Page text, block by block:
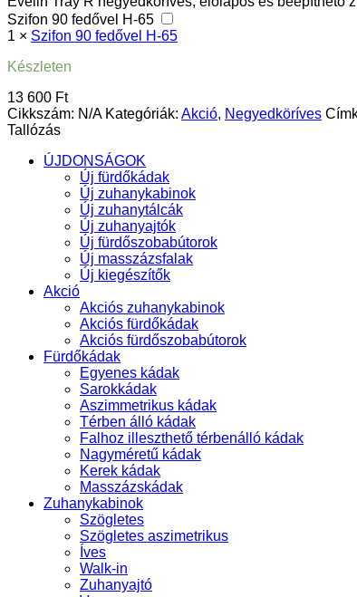
előlapos
és
beépíthető
zuhanytálca
mennyiség
Szifon 90 fedővel H-65
1 × Szifon 90 fedővel H-65
Készleten
13 600 Ft
Cikkszám: N/A Kategóriák: Akció, Negyedköríves
Tallózás
ÚJDONSÁGOK
Új fürdőkádak
Új zuhanykabinok
Új zuhanytálcák
Új zuhanyajtók
Új fürdőszobabútorok
Új masszázsfalak
Új kiegészítők
Akció
Akciós zuhanykabinok
Akciós fürdőkádak
Akciós fürdőszobabútorok
Fürdőkádak
Egyenes kádak
Sarokkádak
Aszimmetrikus kádak
Térben álló kádak
Falhoz illeszthető térbenálló kádak
Nagyméretű kádak
Kerek kádak
Masszázskádak
Zuhanykabinok
Szögletes
Szögletes aszimetrikus
Íves
Walk-in
Zuhanyajtó